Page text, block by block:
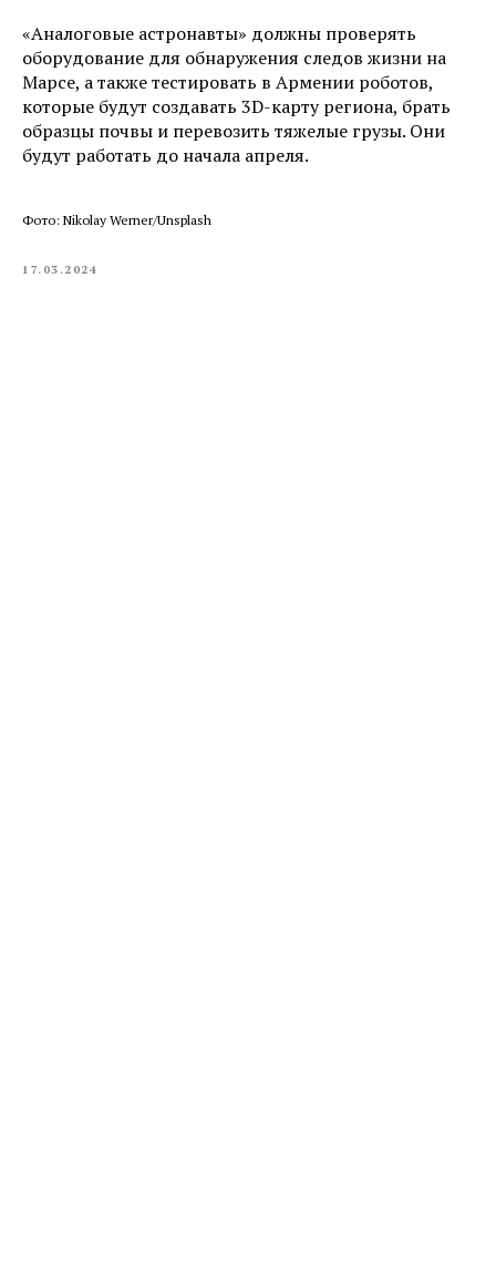
«Аналоговые астронавты» должны проверять
оборудование для обнаружения следов жизни на
Марсе, а также тестировать в Армении роботов,
которые будут создавать 3D-карту региона, брать
образцы почвы и перевозить тяжелые грузы. Они
будут работать до начала апреля.
Фото: Nikolay Werner/Unsplash
17.03.2024